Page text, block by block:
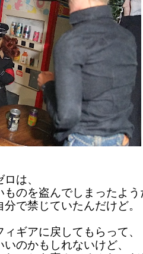
は、
ものを盗んでしまったよう
で禁じていたんだけど。
ギアに戻してもらって、
のかもしれないけど、